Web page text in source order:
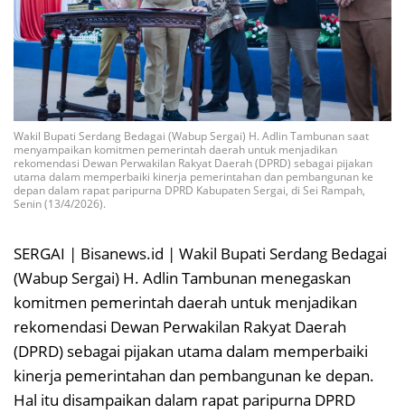
Wakil Bupati Serdang Bedagai (Wabup Sergai) H. Adlin Tambunan saat
menyampaikan komitmen pemerintah daerah untuk menjadikan
rekomendasi Dewan Perwakilan Rakyat Daerah (DPRD) sebagai pijakan
utama dalam memperbaiki kinerja pemerintahan dan pembangunan ke
depan dalam rapat paripurna DPRD Kabupaten Sergai, di Sei Rampah,
Senin (13/4/2026).
SERGAI | Bisanews.id | Wakil Bupati Serdang Bedagai
(Wabup Sergai) H. Adlin Tambunan menegaskan
komitmen pemerintah daerah untuk menjadikan
rekomendasi Dewan Perwakilan Rakyat Daerah
(DPRD) sebagai pijakan utama dalam memperbaiki
kinerja pemerintahan dan pembangunan ke depan.
Hal itu disampaikan dalam rapat paripurna DPRD